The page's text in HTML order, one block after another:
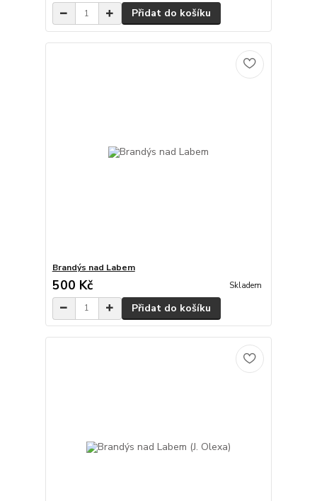
Přidat do košíku
Brandýs nad Labem
500 Kč Skladem
Přidat do košíku